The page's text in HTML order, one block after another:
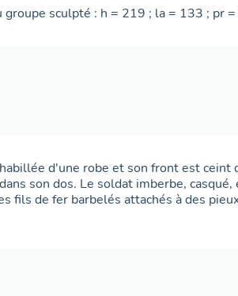
sculpté : h = 219 ; la = 133 ; pr
d'une robe et son front est ceint
son dos. Le soldat imberbe,
fils de fer barbelés attachés à des